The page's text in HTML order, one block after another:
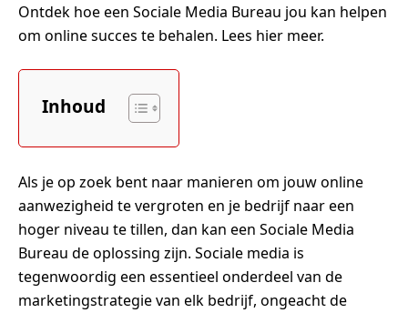
Ontdek hoe een Sociale Media Bureau jou kan helpen
om online succes te behalen. Lees hier meer.
Inhoud
Als je op zoek bent naar manieren om jouw online
aanwezigheid te vergroten en je bedrijf naar een
hoger niveau te tillen, dan kan een Sociale Media
Bureau de oplossing zijn. Sociale media is
tegenwoordig een essentieel onderdeel van de
marketingstrategie van elk bedrijf, ongeacht de